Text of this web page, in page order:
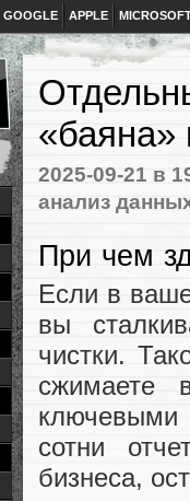
GOOGLE APPLE
«баяна»
2025-09-21 в
анализ
При чем
Если в
вы
чистки.
сжимаете
ключевыми
сотни
бизнеса,